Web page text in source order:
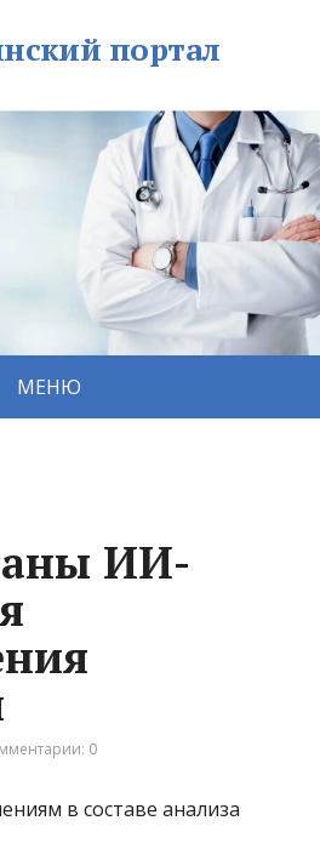
портал
МЕНЮ
ИИ-
0
в составе анализа